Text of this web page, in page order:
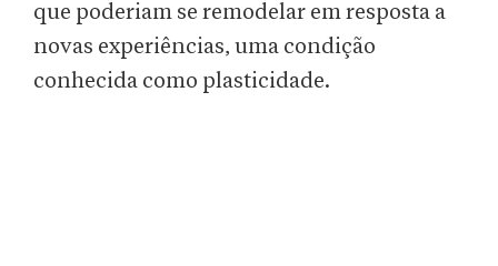
que poderiam se remodelar em resposta a
novas experiências, uma condição
conhecida como plasticidade.